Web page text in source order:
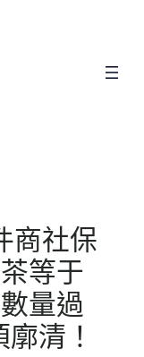
商社保
等于
量過
清！